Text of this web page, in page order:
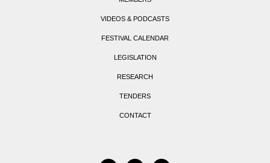
VIDEOS & PODCASTS
FESTIVAL CALENDAR
LEGISLATION
RESEARCH
TENDERS
CONTACT